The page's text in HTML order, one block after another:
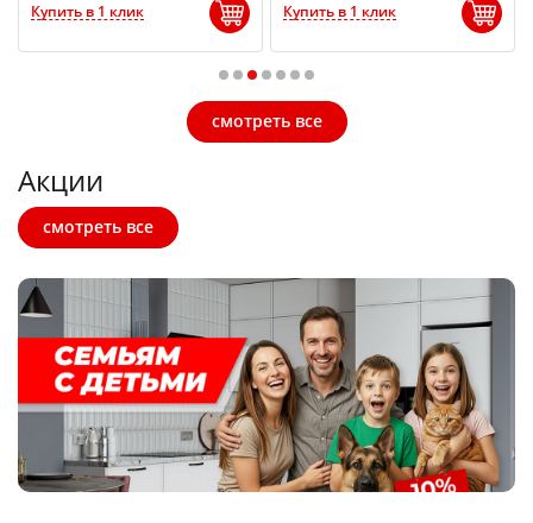
Купить в 1 клик Купить в 1 клик
1 2 3 4 5 6 7
смотреть все
Акции
смотреть все